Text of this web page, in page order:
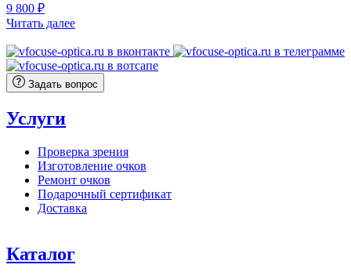
9 800 ₽
Читать далее
Задать вопрос
Услуги
Проверка зрения
Изготовление очков
Ремонт очков
Подарочный сертификат
Доставка
Каталог